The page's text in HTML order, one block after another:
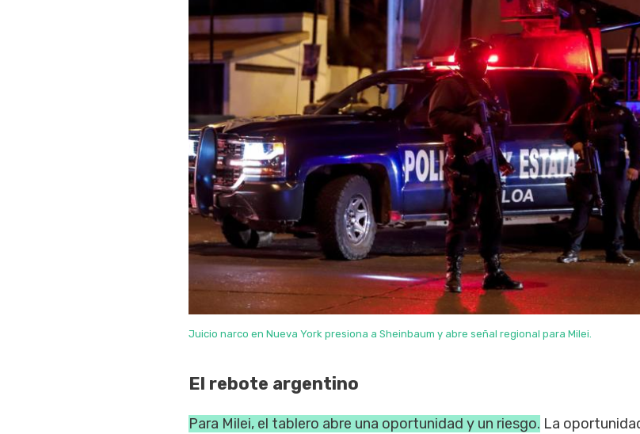
Juicio narco en Nueva York presiona a Sheinbaum y abre señal regional para Milei.
El rebote argentino
Para Milei, el tablero abre una oportunidad y un riesgo. La